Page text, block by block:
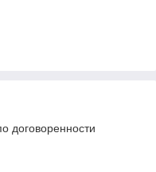
договоренности